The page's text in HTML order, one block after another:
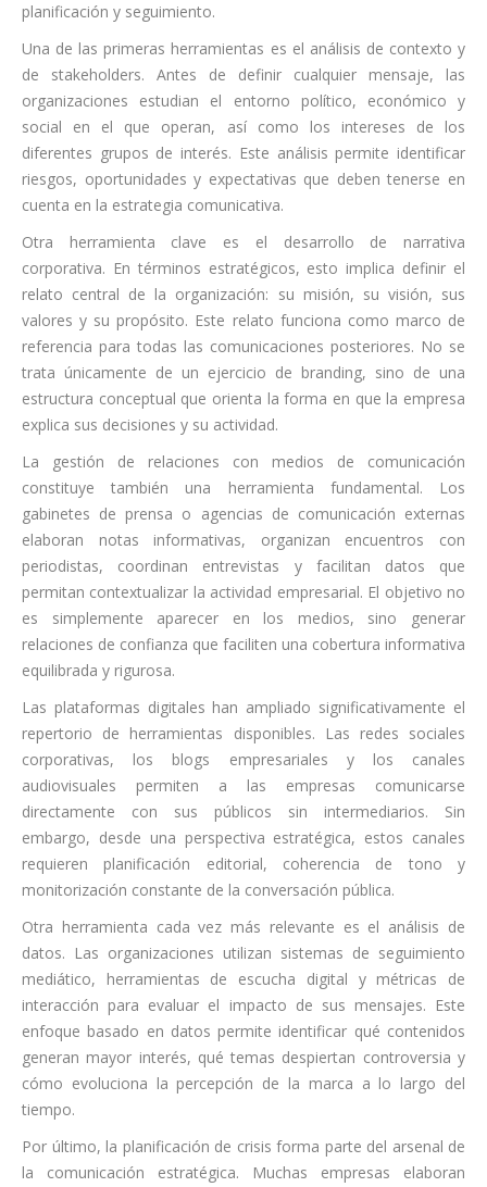
planificación y seguimiento.
Una de las primeras herramientas es el análisis de contexto y
de stakeholders. Antes de definir cualquier mensaje, las
organizaciones estudian el entorno político, económico y
social en el que operan, así como los intereses de los
diferentes grupos de interés. Este análisis permite identificar
riesgos, oportunidades y expectativas que deben tenerse en
cuenta en la estrategia comunicativa.
Otra herramienta clave es el desarrollo de narrativa
corporativa. En términos estratégicos, esto implica definir el
relato central de la organización: su misión, su visión, sus
valores y su propósito. Este relato funciona como marco de
referencia para todas las comunicaciones posteriores. No se
trata únicamente de un ejercicio de branding, sino de una
estructura conceptual que orienta la forma en que la empresa
explica sus decisiones y su actividad.
La gestión de relaciones con medios de comunicación
constituye también una herramienta fundamental. Los
gabinetes de prensa o agencias de comunicación externas
elaboran notas informativas, organizan encuentros con
periodistas, coordinan entrevistas y facilitan datos que
permitan contextualizar la actividad empresarial. El objetivo no
es simplemente aparecer en los medios, sino generar
relaciones de confianza que faciliten una cobertura informativa
equilibrada y rigurosa.
Las plataformas digitales han ampliado significativamente el
repertorio de herramientas disponibles. Las redes sociales
corporativas, los blogs empresariales y los canales
audiovisuales permiten a las empresas comunicarse
directamente con sus públicos sin intermediarios. Sin
embargo, desde una perspectiva estratégica, estos canales
requieren planificación editorial, coherencia de tono y
monitorización constante de la conversación pública.
Otra herramienta cada vez más relevante es el análisis de
datos. Las organizaciones utilizan sistemas de seguimiento
mediático, herramientas de escucha digital y métricas de
interacción para evaluar el impacto de sus mensajes. Este
enfoque basado en datos permite identificar qué contenidos
generan mayor interés, qué temas despiertan controversia y
cómo evoluciona la percepción de la marca a lo largo del
tiempo.
Por último, la planificación de crisis forma parte del arsenal de
la comunicación estratégica. Muchas empresas elaboran